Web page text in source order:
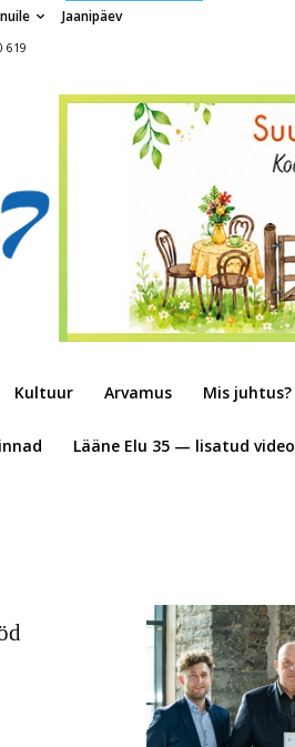
Jaanipäev
619
Kultuur Arvamus Mis juhtus?
Lääne Elu 35 — lisatud video